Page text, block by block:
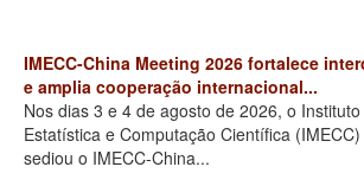
IMECC-China Meeting 2026 fortalece
e amplia cooperação internacional...
Nos dias 3 e 4 de agosto de 2026, o
Estatística e Computação Científica
sediou o IMECC-China...